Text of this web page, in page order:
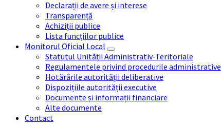
Declarații de avere și interese
Transparență
Achiziții publice
Lista funcțiilor publice
Monitorul Oficial Local
Statutul Unității Administrativ-Teritoriale
Regulamentele privind procedurile administrative
Hotărârile autorității deliberative
Dispozițiile autorității executive
Documente și informații financiare
Alte documente
Contact